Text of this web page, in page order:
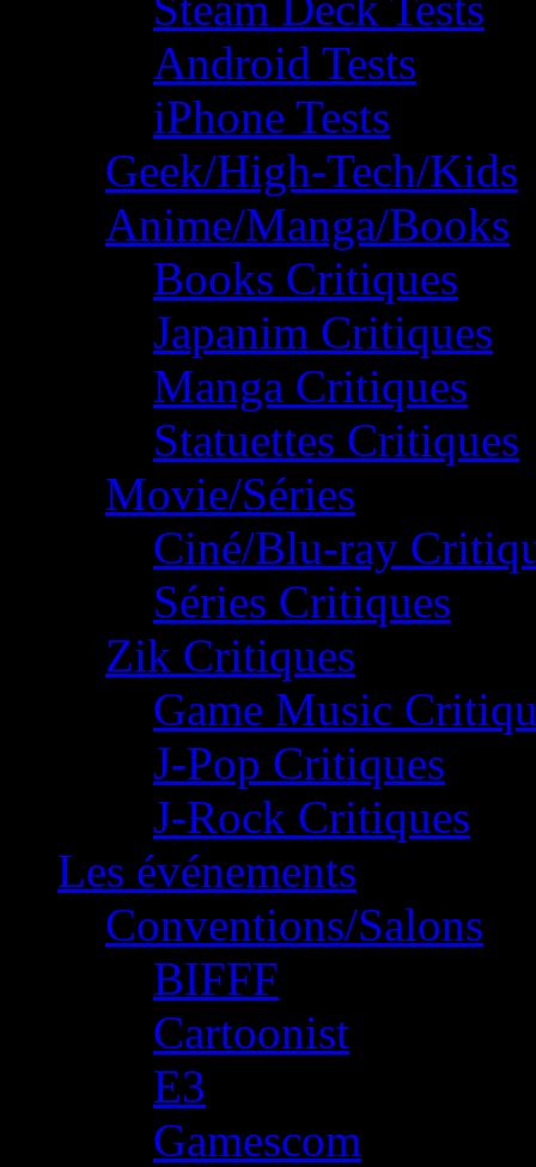
Android Tests
iPhone Tests
Geek/High-Tech/Kids
Anime/Manga/Books
Books Critiques
Japanim Critiques
Manga Critiques
Statuettes Critiques
Movie/Séries
Ciné/Blu-ray
Séries Critiques
Zik Critiques
Game Music
J-Pop Critiques
J-Rock Critiques
Les événements
Conventions/Salons
BIFFF
Cartoonist
E3
Gamescom